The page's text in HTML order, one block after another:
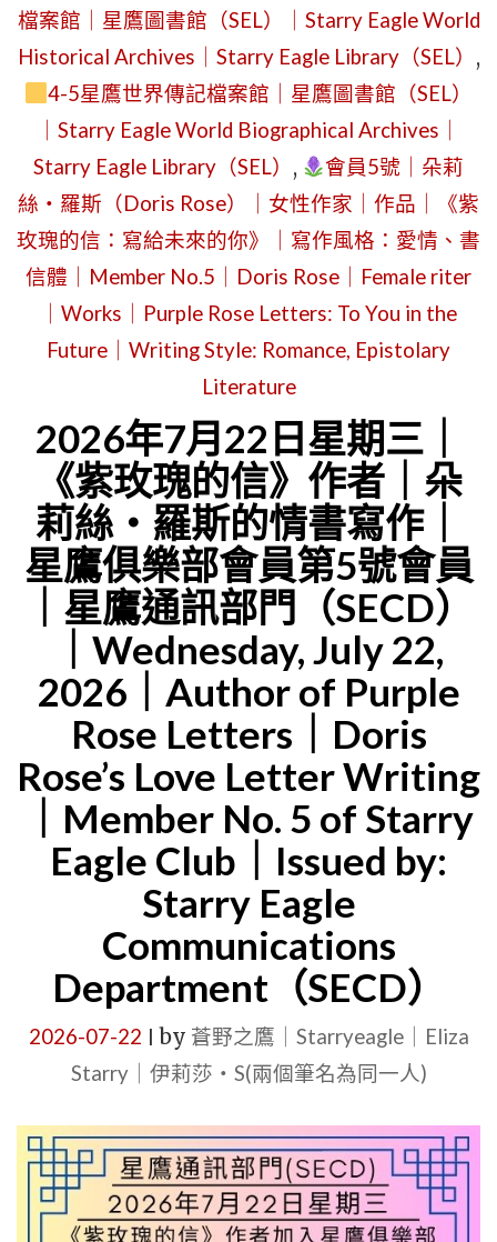
OFFICE（
三
｜
星
鷹
集
團
的
5
位
作
紹
｜
我
們
的
休
假
故
事：
從
挪
威
婚
到
寵
店
來
電
｜
星
鷹
檔案館｜星鷹圖書館（SEL）｜Starry Eagle World
Historical Archives｜Starry Eagle Library（SEL） ,
4-5星鷹世界傳記檔案館｜星鷹圖書館（SEL）
｜Starry Eagle World Biographical Archives｜
Starry Eagle Library（SEL） ,
會員5號｜朵莉
絲・羅斯（Doris Rose）｜女性作家｜作品｜《紫
玫瑰的信：寫給未來的你》｜寫作風格：愛情、書
信體｜Member No.5｜Doris Rose｜Female riter
｜Works｜Purple Rose Letters: To You in the
Future｜Writing Style: Romance, Epistolary
Literature
2026年7月22日星期三｜
《紫玫瑰的信》作者｜朵
莉絲・羅斯的情書寫作｜
星鷹俱樂部會員第5號會員
｜星鷹通訊部門（SECD）
｜Wednesday, July 22,
2026｜Author of Purple
Rose Letters｜Doris
Rose’s Love Letter Writing
｜Member No. 5 of Starry
Eagle Club｜Issued by:
Starry Eagle
Communications
Department（SECD）
2026-07-22 by 蒼野之鷹｜Starryeagle｜Eliza
Starry｜伊莉莎・S(兩個筆名為同一人)